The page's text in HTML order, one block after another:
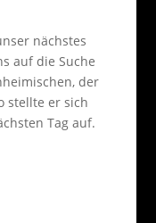
nächstes
auf die Suche
der
stellte er sich
Tag auf.